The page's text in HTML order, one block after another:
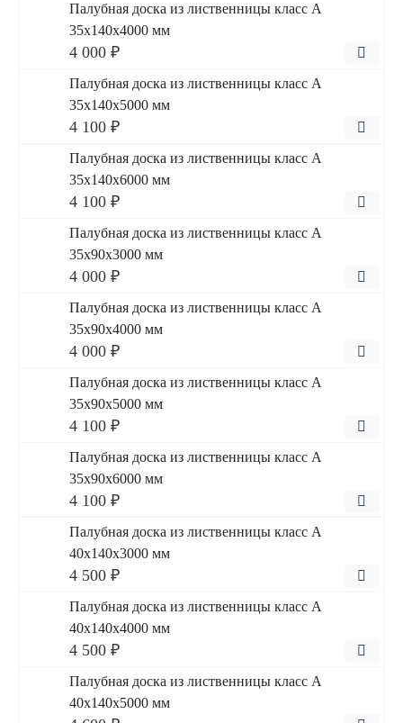
Палубная доска из лиственницы класс А
35x140x4000 мм
4 000 ₽
Палубная доска из лиственницы класс А
35x140x5000 мм
4 100 ₽
Палубная доска из лиственницы класс А
35x140x6000 мм
4 100 ₽
Палубная доска из лиственницы класс А
35x90x3000 мм
4 000 ₽
Палубная доска из лиственницы класс А
35x90x4000 мм
4 000 ₽
Палубная доска из лиственницы класс А
35x90x5000 мм
4 100 ₽
Палубная доска из лиственницы класс А
35x90x6000 мм
4 100 ₽
Палубная доска из лиственницы класс А
40x140x3000 мм
4 500 ₽
Палубная доска из лиственницы класс А
40x140x4000 мм
4 500 ₽
Палубная доска из лиственницы класс А
40x140x5000 мм